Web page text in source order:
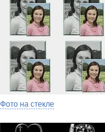
Фото на стекле